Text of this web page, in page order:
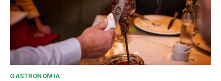
GASTRONOMIA